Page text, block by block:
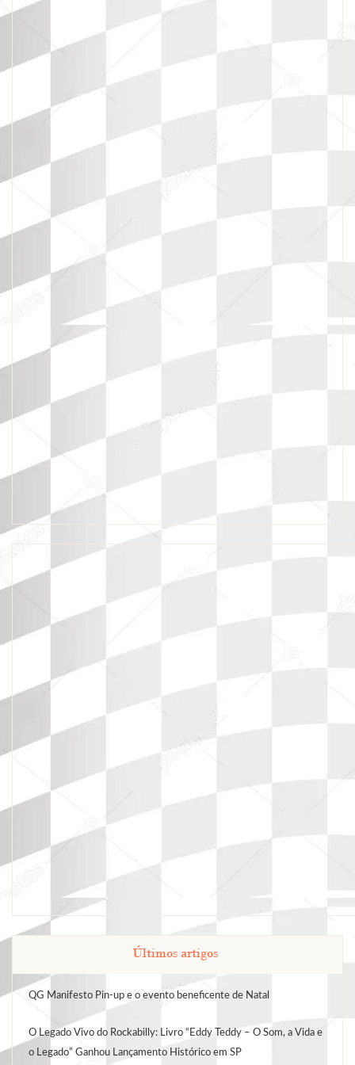
Últimos artigos
QG Manifesto Pin-up e o evento beneficente de Natal
O Legado Vivo do Rockabilly: Livro “Eddy Teddy – O Som, a Vida e
o Legado” Ganhou Lançamento Histórico em SP